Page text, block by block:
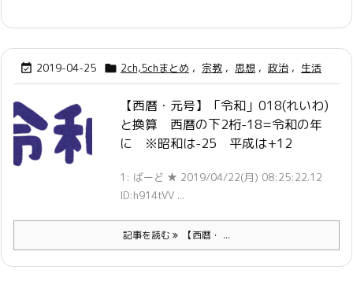
 2019-04-25  2ch,5chまとめ , 宗教 , 思想 , 政治 , 生活
【西暦・元号】「令和」018(れいわ)
と換算 西暦の下2桁-18=令和の年
に ※昭和は-25 平成は+12
1: ばーど ★ 2019/04/22(月) 08:25:22.12
ID:h914tVV ...
記事を読む 【西暦・ ...